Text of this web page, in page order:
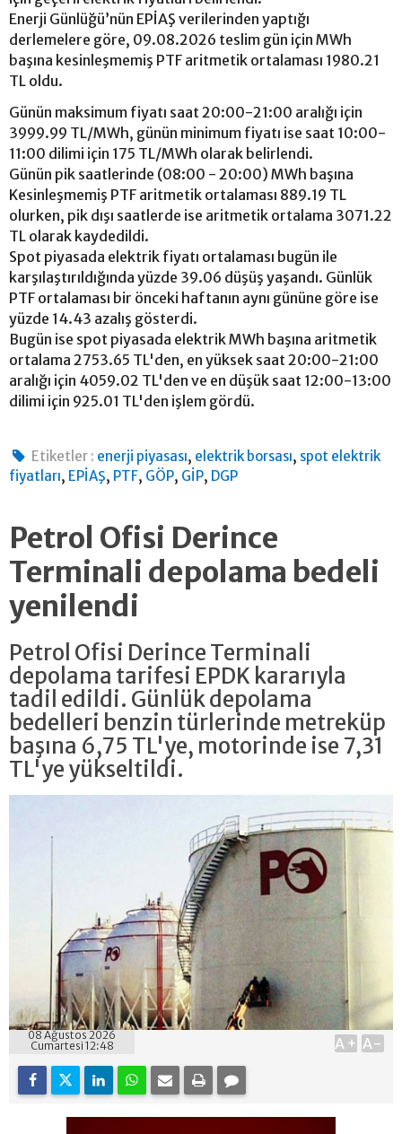
Enerji Günlüğü’nün EPİAŞ verilerinden yaptığı
derlemelere göre, 09.08.2026 teslim gün için MWh
başına kesinleşmemiş PTF aritmetik ortalaması 1980.21
TL oldu.
Günün maksimum fiyatı saat 20:00-21:00 aralığı için
3999.99 TL/MWh, günün minimum fiyatı ise saat 10:00-
11:00 dilimi için 175 TL/MWh olarak belirlendi.
Günün pik saatlerinde (08:00 - 20:00) MWh başına
Kesinleşmemiş PTF aritmetik ortalaması 889.19 TL
olurken, pik dışı saatlerde ise aritmetik ortalama 3071.22
TL olarak kaydedildi.
Spot piyasada elektrik fiyatı ortalaması bugün ile
karşılaştırıldığında yüzde 39.06 düşüş yaşandı. Günlük
PTF ortalaması bir önceki haftanın aynı gününe göre ise
yüzde 14.43 azalış gösterdi.
Bugün ise spot piyasada elektrik MWh başına aritmetik
ortalama 2753.65 TL'den, en yüksek saat 20:00-21:00
aralığı için 4059.02 TL'den ve en düşük saat 12:00-13:00
dilimi için 925.01 TL'den işlem gördü.
Etiketler : enerji piyasası, elektrik borsası, spot elektrik
fiyatları, EPİAŞ, PTF, GÖP, GİP, DGP
Petrol Ofisi Derince
Terminali depolama bedeli
yenilendi
Petrol Ofisi Derince Terminali
depolama tarifesi EPDK kararıyla
tadil edildi. Günlük depolama
bedelleri benzin türlerinde metreküp
başına 6,75 TL'ye, motorinde ise 7,31
TL'ye yükseltildi.
08 Ağustos 2026
Cumartesi 12:48
A+ A-